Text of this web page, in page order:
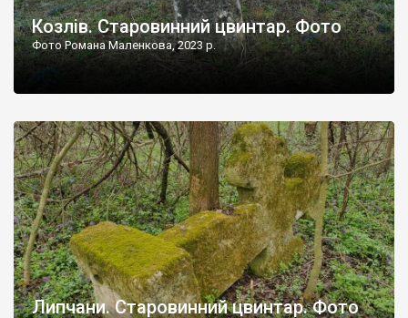
Козлів. Старовинний цвинтар. Фото
Фото Романа Маленкова, 2023 р.
Липчани. Старовинний цвинтар. Фото